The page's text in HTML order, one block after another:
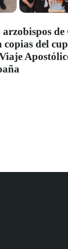
arzobispos
copias del